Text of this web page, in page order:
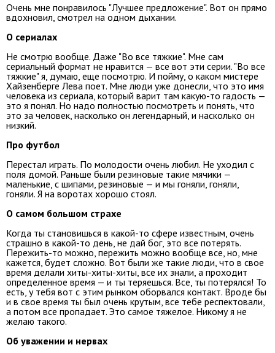
Очень мне понравилось "Лучшее предложение". Вот он прямо
вдохновил, смотрел на одном дыхании.
О сериалах
Не смотрю вообще. Даже "Во все тяжкие". Мне сам
сериальный формат не нравится — все вот эти серии. "Во все
тяжкие" я, думаю, еще посмотрю. И пойму, о каком мистере
Хайзенберге Лева поет. Мне люди уже донесли, что это имя
человека из сериала, который варит там какую-то гадость —
это я понял. Но надо полностью посмотреть и понять, что
это за человек, насколько он легендарный, и насколько он
низкий.
Про футбол
Перестал играть. По молодости очень любил. Не уходил с
поля домой. Раньше были резиновые такие мячики —
маленькие, с шипами, резиновые — и мы гоняли, гоняли,
гоняли. Я на воротах хорошо стоял.
О самом большом страхе
Когда ты становишься в какой-то сфере известным, очень
страшно в какой-то день, не дай бог, это все потерять.
Пережить-то можно, пережить можно вообще все, но, мне
кажется, будет сложно. Вот были же такие люди, что в свое
время делали хиты-хиты-хиты, все их знали, а проходит
определенное время — и ты теряешься. Все, ты потерялся! То
есть, у тебя вот с этим рынком оборвался контакт. Вроде бы
и в свое время ты был очень крутым, все тебе респектовали,
а потом все пропадает. Это самое тяжелое. Никому я не
желаю такого.
Об уважении и нервах